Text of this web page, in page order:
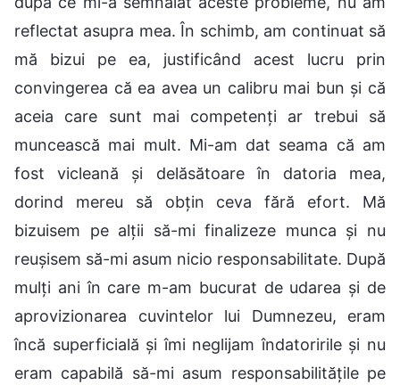
reflectat asupra mea. În schimb, am continuat să
mă bizui pe ea, justificând acest lucru prin
convingerea că ea avea un calibru mai bun și că
aceia care sunt mai competenți ar trebui să
muncească mai mult. Mi-am dat seama că am
fost vicleană și delăsătoare în datoria mea,
dorind mereu să obțin ceva fără efort. Mă
bizuisem pe alții să-mi finalizeze munca și nu
reușisem să-mi asum nicio responsabilitate. După
mulți ani în care m-am bucurat de udarea și de
aprovizionarea cuvintelor lui Dumnezeu, eram
încă superficială și îmi neglijam îndatoririle și nu
eram capabilă să-mi asum responsabilitățile pe